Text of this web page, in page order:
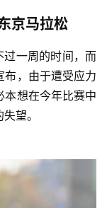
京马拉松
布，由于遭受应力
本想在今年比赛中
望。